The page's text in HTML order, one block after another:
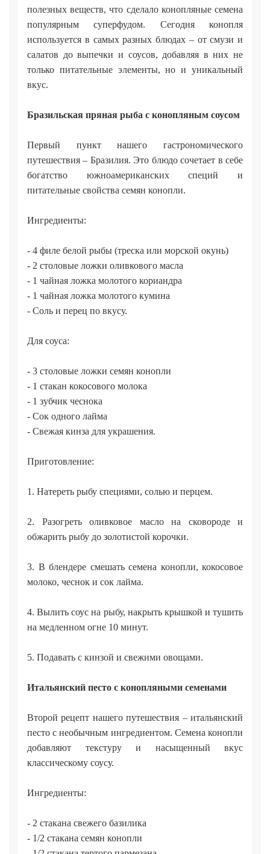
полезных веществ, что сделало конопляные семена
популярным суперфудом. Сегодня конопля
используется в самых разных блюдах – от смузи и
салатов до выпечки и соусов, добавляя в них не
только питательные элементы, но и уникальный
вкус.
Бразильская пряная рыба с конопляным соусом
Первый пункт нашего гастрономического
путешествия – Бразилия. Это блюдо сочетает в себе
богатство южноамериканских специй и
питательные свойства семян конопли.
Ингредиенты:
- 4 филе белой рыбы (треска или морской окунь)
- 2 столовые ложки оливкового масла
- 1 чайная ложка молотого кориандра
- 1 чайная ложка молотого кумина
- Соль и перец по вкусу.
Для соуса:
- 3 столовые ложки семян конопли
- 1 стакан кокосового молока
- 1 зубчик чеснока
- Сок одного лайма
- Свежая кинза для украшения.
Приготовление:
1. Натереть рыбу специями, солью и перцем.
2. Разогреть оливковое масло на сковороде и
обжарить рыбу до золотистой корочки.
3. В блендере смешать семена конопли, кокосовое
молоко, чеснок и сок лайма.
4. Вылить соус на рыбу, накрыть крышкой и тушить
на медленном огне 10 минут.
5. Подавать с кинзой и свежими овощами.
Итальянский песто с конопляными семенами
Второй рецепт нашего путешествия – итальянский
песто с необычным ингредиентом. Семена конопли
добавляют текстуру и насыщенный вкус
классическому соусу.
Ингредиенты:
- 2 стакана свежего базилика
- 1/2 стакана семян конопли